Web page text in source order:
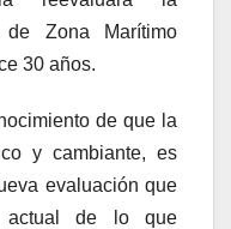
de Zona Marítimo
30 años.
de que la
y cambiante, es
evaluación que
actual de lo que